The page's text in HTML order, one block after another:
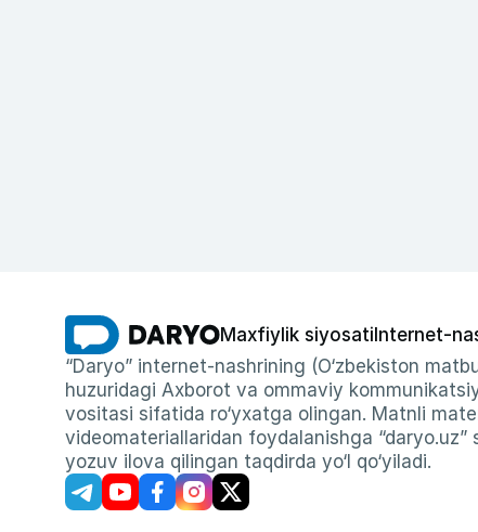
Maxfiylik siyosati Internet-
“Daryo” internet-nashrining (O‘zbekiston
huzuridagi Axborot va ommaviy
vositasi sifatida ro‘yxatga olingan. Matnli
videomateriallaridan foydalanishga
yozuv ilova qilingan taqdirda yo‘l qo‘yiladi.